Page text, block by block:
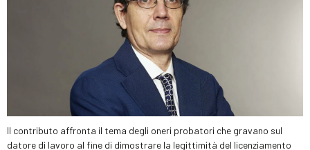
Il contributo affronta il tema degli oneri probatori che gravano sul
datore di lavoro al fine di dimostrare la legittimità del licenziamento